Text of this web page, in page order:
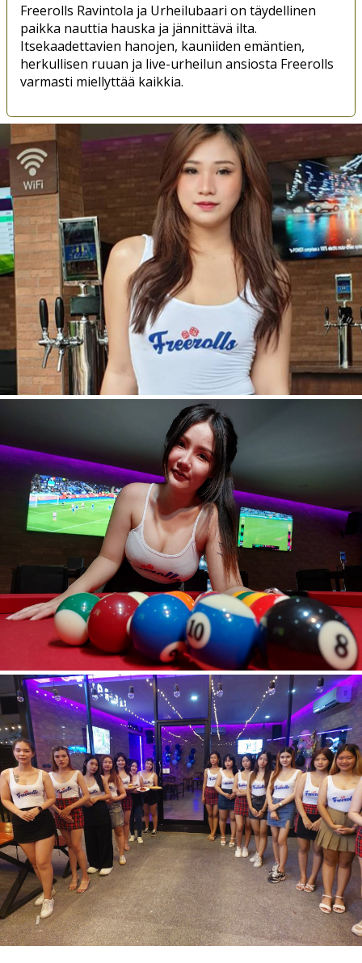
Freerolls Ravintola ja Urheilubaari on täydellinen
paikka nauttia hauska ja jännittävä ilta.
Itsekaadettavien hanojen, kauniiden emäntien,
herkullisen ruuan ja live-urheilun ansiosta Freerolls
varmasti miellyttää kaikkia.